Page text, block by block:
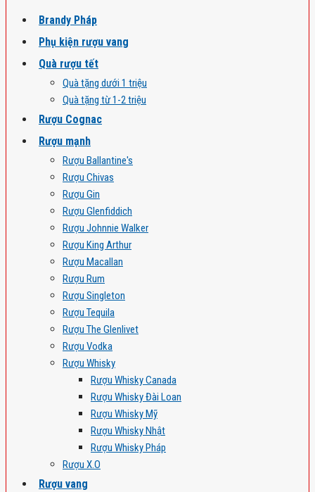
Brandy Pháp
Phụ kiện rượu vang
Quà rượu tết
Quà tặng dưới 1 triệu
Quà tặng từ 1-2 triệu
Rượu Cognac
Rượu mạnh
Rượu Ballantine's
Rượu Chivas
Rượu Gin
Rượu Glenfiddich
Rượu Johnnie Walker
Rượu King Arthur
Rượu Macallan
Rượu Rum
Rượu Singleton
Rượu Tequila
Rượu The Glenlivet
Rượu Vodka
Rượu Whisky
Rượu Whisky Canada
Rượu Whisky Đài Loan
Rượu Whisky Mỹ
Rượu Whisky Nhật
Rượu Whisky Pháp
Rượu X.O
Rượu vang